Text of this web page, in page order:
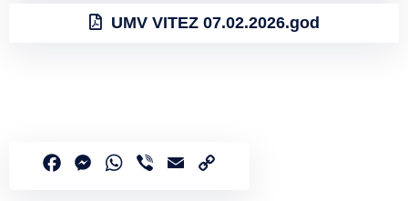
UMV VITEZ 07.02.2026.god
FacebookMessenger
WhatsApp
Viber Email